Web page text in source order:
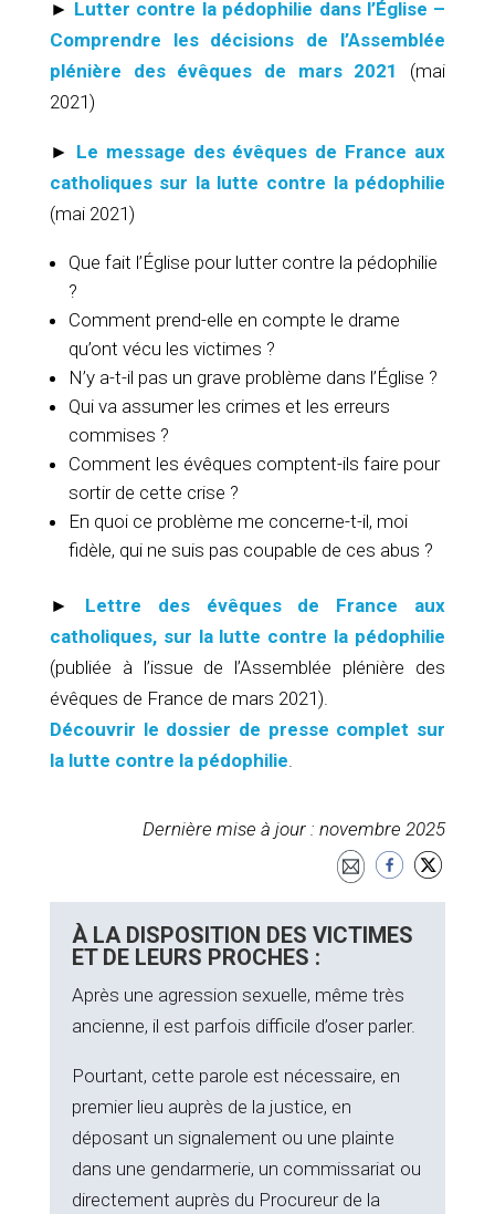
► Lutter contre la pédophilie dans l’Église –
Comprendre les décisions de l’Assemblée
plénière des évêques de mars 2021
(mai
2021)
► Le message des évêques de France aux
catholiques sur la lutte contre la pédophilie
(mai 2021)
Que fait l’Église pour lutter contre la pédophilie
?
Comment prend-elle en compte le drame
qu’ont vécu les victimes ?
N’y a-t-il pas un grave problème dans l’Église ?
Qui va assumer les crimes et les erreurs
commises ?
Comment les évêques comptent-ils faire pour
sortir de cette crise ?
En quoi ce problème me concerne-t-il, moi
fidèle, qui ne suis pas coupable de ces abus ?
► Lettre des évêques de France aux
catholiques, sur la lutte contre la pédophilie
(publiée à l’issue de l’Assemblée plénière des
évêques de France de mars 2021).
Découvrir le dossier de presse complet sur
la lutte contre la pédophilie
Dernière mise à jour : novembre 2025
À LA DISPOSITION DES VICTIMES
ET DE LEURS PROCHES :
Après une agression sexuelle, même très
ancienne, il est parfois difficile d’oser parler.
Pourtant, cette parole est nécessaire, en
premier lieu auprès de la justice, en
déposant un signalement ou une plainte
dans une gendarmerie, un commissariat ou
directement auprès du Procureur de la